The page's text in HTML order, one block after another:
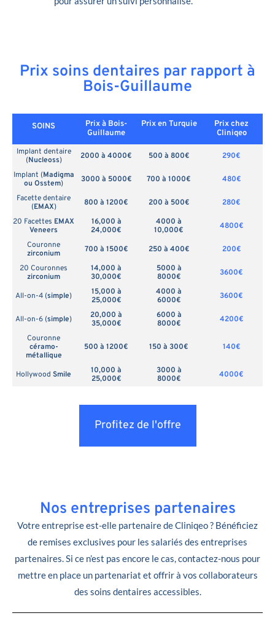
Prix soins dentaires par rapport à
Bois-Guillaume
SOINS
Prix à Bois-
Guillaume
Prix en Turquie
Prix chez
Cliniqeo
Implant dentaire
(Nucleoss) 2000 à 4000€ 500 à 800€
290€
Implant (Madigma
ou Osstem) 3000 à 5000€ 700 à 1000€
480€
Facette dentaire
(EMAX) 800 à 1200€ 200 à 500€
280€
20 Facettes EMAX
Veneers
16,000 à
24,000€
4000 à
10,000€
4800€
Couronne
zirconium
700 à 1500€ 250 à 400€
200€
20 Couronnes
zirconium
14,000 à
30,000€
5000 à
8000€
3600€
All-on-4 (simple)
15,000 à
25,000€
4000 à
6000€
3600€
All-on-6 (simple)
20,000 à
35,000€
6000 à
8000€
4200€
Couronne
céramo-
métallique
500 à 1200€ 150 à 300€ 140€
Hollywood Smile
10,000 à
25,000€
3000 à
8000€
4000€
Profitez de l'offre
Nos entreprises partenaires
Votre entreprise est-elle partenaire de Cliniqeo ? Bénéficiez
de remises exclusives pour les salariés des entreprises
partenaires. Si ce n’est pas encore le cas, contactez-nous pour
mettre en place un partenariat et offrir à vos collaborateurs
des soins dentaires accessibles.